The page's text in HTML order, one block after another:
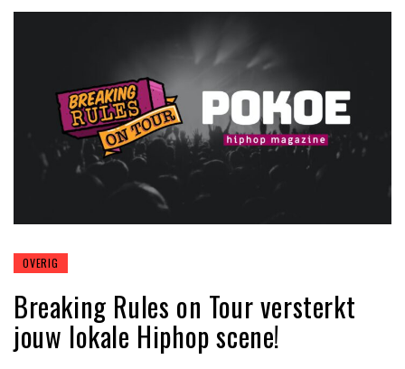
OVERIG
Breaking Rules on Tour versterkt
jouw lokale Hiphop scene!